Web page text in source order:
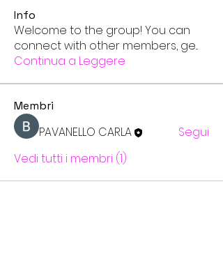
Info
Welcome to the group! You can
connect with other members, ge...
Continua a Leggere
Membri
PAVANELLO CARLA
Segui
Vedi tutti i membri (1)